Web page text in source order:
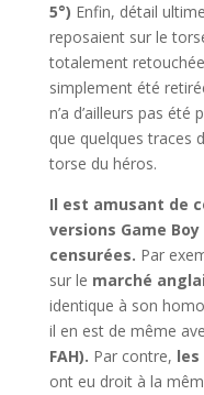
5°) Enfin, détail
reposaient sur le
totalement
simplement été
n’a d’ailleurs pas
que quelques traces
torse du héros.
Il est amusant de
versions Game
censurées. Par
sur le marché
identique à son
il en est de même
FAH). Par contre, les
ont eu droit à la